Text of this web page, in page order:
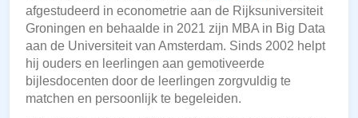
afgestudeerd in econometrie aan de Rijksuniversiteit
Groningen en behaalde in 2021 zijn MBA in Big Data
aan de Universiteit van Amsterdam. Sinds 2002 helpt
hij ouders en leerlingen aan gemotiveerde
bijlesdocenten door de leerlingen zorgvuldig te
matchen en persoonlijk te begeleiden.